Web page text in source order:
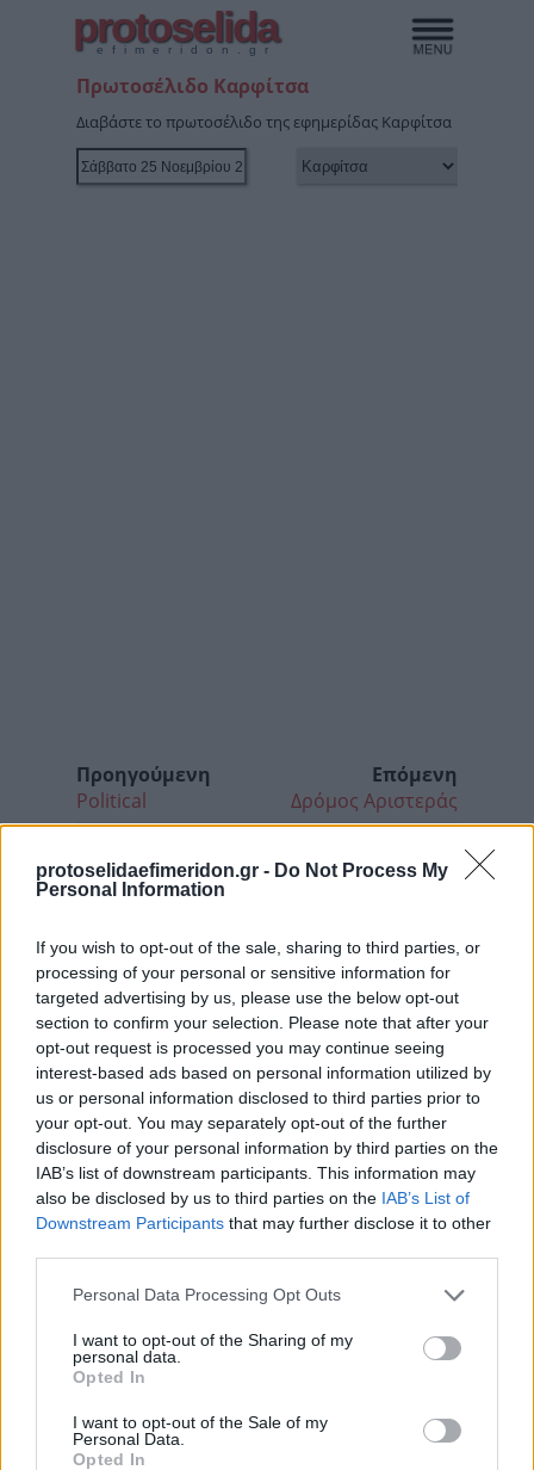
protoselidaefimeridon.gr - Do Not Process My
Personal Information
If you wish to opt-out of the sale, sharing to third parties, or
processing of your personal or sensitive information for
targeted advertising by us, please use the below opt-out
section to confirm your selection. Please note that after your
opt-out request is processed you may continue seeing
interest-based ads based on personal information utilized by
us or personal information disclosed to third parties prior to
your opt-out. You may separately opt-out of the further
disclosure of your personal information by third parties on the
IAB’s list of downstream participants. This information may
also be disclosed by us to third parties on the IAB’s List of
Downstream Participants that may further disclose it to other
Please note that this website/app uses one or more Google
not limited to your visit or usage behaviour. You may click to
grant or deny consent to Google and its third-party tags to
use your data for below specified purposes in below Google
consent section.
Personal Data Processing Opt Outs
I want to opt-out of the Sharing of my
personal data.
Opted In
I want to opt-out of the Sale of my
Personal Data.
Opted In
protoselida
efimeridon.gr
Πρωτοσέλιδο Καρφίτσα
Διαβάστε το πρωτοσέλιδο της εφημερίδας Καρφίτσα
Προηγούμενη
Political
Επόμενη
Δρόμος Αριστεράς
Κοινοποιήστε